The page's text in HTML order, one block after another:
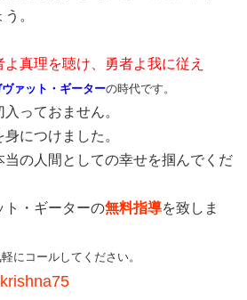
。
真理を聴け、勇者よ我に従え
ァット・ギーターの時代です。
っておません。
につけました。
当の人間としての幸せを掴んでくだ
ト・ギーターの無料指導を致しま
にコールしてください。